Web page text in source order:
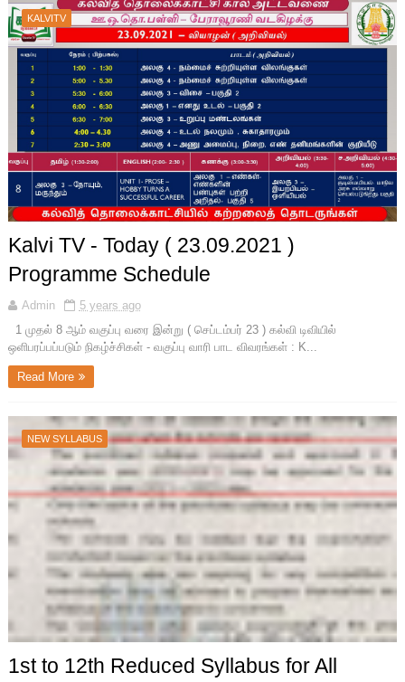
KALVITV
Kalvi TV - Today ( 23.09.2021 )
Programme Schedule
Admin
5 years ago
1 முதல் 8 ஆம் வகுப்பு வரை இன்று ( செப்டம்பர் 23 ) கல்வி டிவியில்
ஒளிபரப்பப்படும் நிகழ்ச்சிகள் - வகுப்பு வாரி பாட விவரங்கள் : K...
Read More
NEW SYLLABUS
1st to 12th Reduced Syllabus for All